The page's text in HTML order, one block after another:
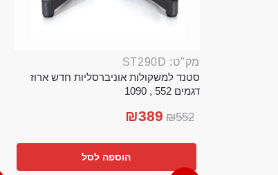
מק"ט: ST290D
סטנד למשקולות אוניברסליות חדש ארוז
דגמים 552 , 1090
₪552
₪389
הוספה לסל